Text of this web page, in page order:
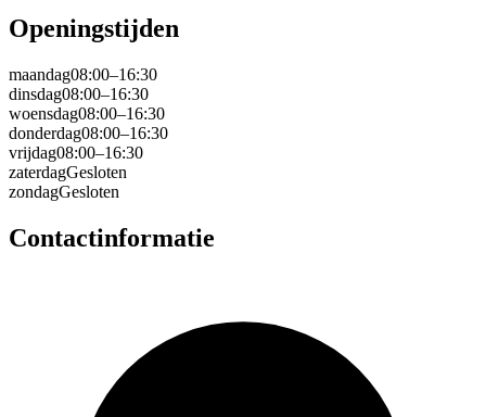
Openingstijden
maandag08:00–16:30
dinsdag08:00–16:30
woensdag08:00–16:30
donderdag08:00–16:30
vrijdag08:00–16:30
zaterdagGesloten
zondagGesloten
Contactinformatie